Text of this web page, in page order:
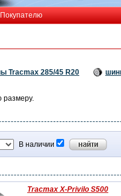
Покупателю
Tracmax 285/45 R20
размеру.
В наличии
Tracmax X-Privilo S500